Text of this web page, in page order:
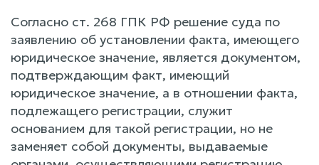
Согласно ст. 268 ГПК РФ решение суда по
заявлению об установлении факта, имеющего
юридическое значение, является документом,
подтверждающим факт, имеющий
юридическое значение, а в отношении факта,
подлежащего регистрации, служит
основанием для такой регистрации, но не
заменяет собой документы, выдаваемые